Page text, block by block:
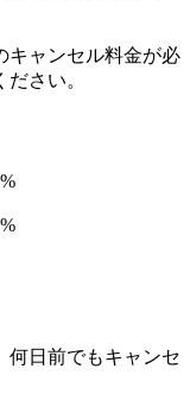
キャンセル料金が必
さい。
何日前でもキャンセ